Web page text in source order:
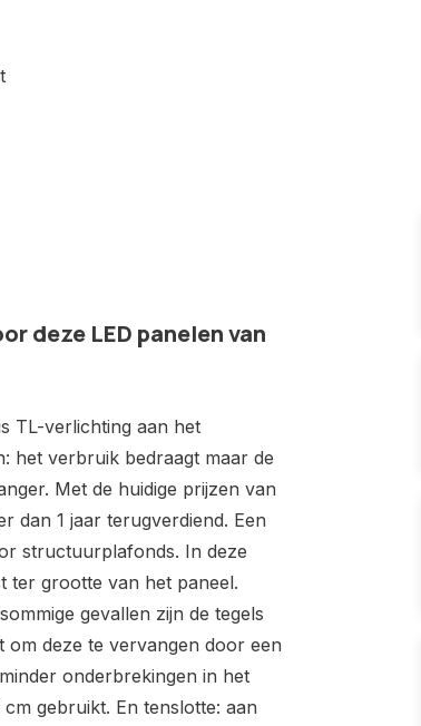
deze LED panelen van
TL-verlichting aan het
het verbruik bedraagt maar de
Met de huidige prijzen van
dan 1 jaar terugverdiend. Een
structuurplafonds. In deze
ter grootte van het paneel.
gevallen zijn de tegels
deze te vervangen door een
onderbrekingen in het
gebruikt. En tenslotte: aan